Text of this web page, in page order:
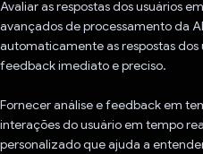
Avaliar as respostas dos usuários
avançados de processamento da
automaticamente as respostas
feedback imediato e preciso.
Fornecer análise e feedback em
interações do usuário em tempo
personalizado que ajuda a